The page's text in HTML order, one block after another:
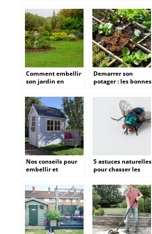
jardin ?
Comment embellir
son jardin en
simples astuces ?
Demarrer son
potager : les bonnes
premiers legumes
Nos conseils pour
embellir et
jardin.
5 astuces naturelles
pour chasser les